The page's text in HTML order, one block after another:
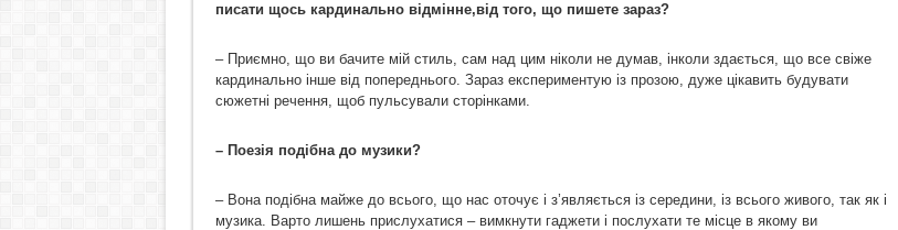
писати щось кардинально відмінне,від того, що пишете зараз?
– Приємно, що ви бачите мій стиль, сам над цим ніколи не думав, інколи здається, що все свіже
кардинально інше від попереднього. Зараз експериментую із прозою, дуже цікавить будувати
сюжетні речення, щоб пульсували сторінками.
– Поезія подібна до музики?
– Вона подібна майже до всього, що нас оточує і з’являється із середини, із всього живого, так як і
музика. Варто лишень прислухатися – вимкнути гаджети і послухати те місце в якому ви